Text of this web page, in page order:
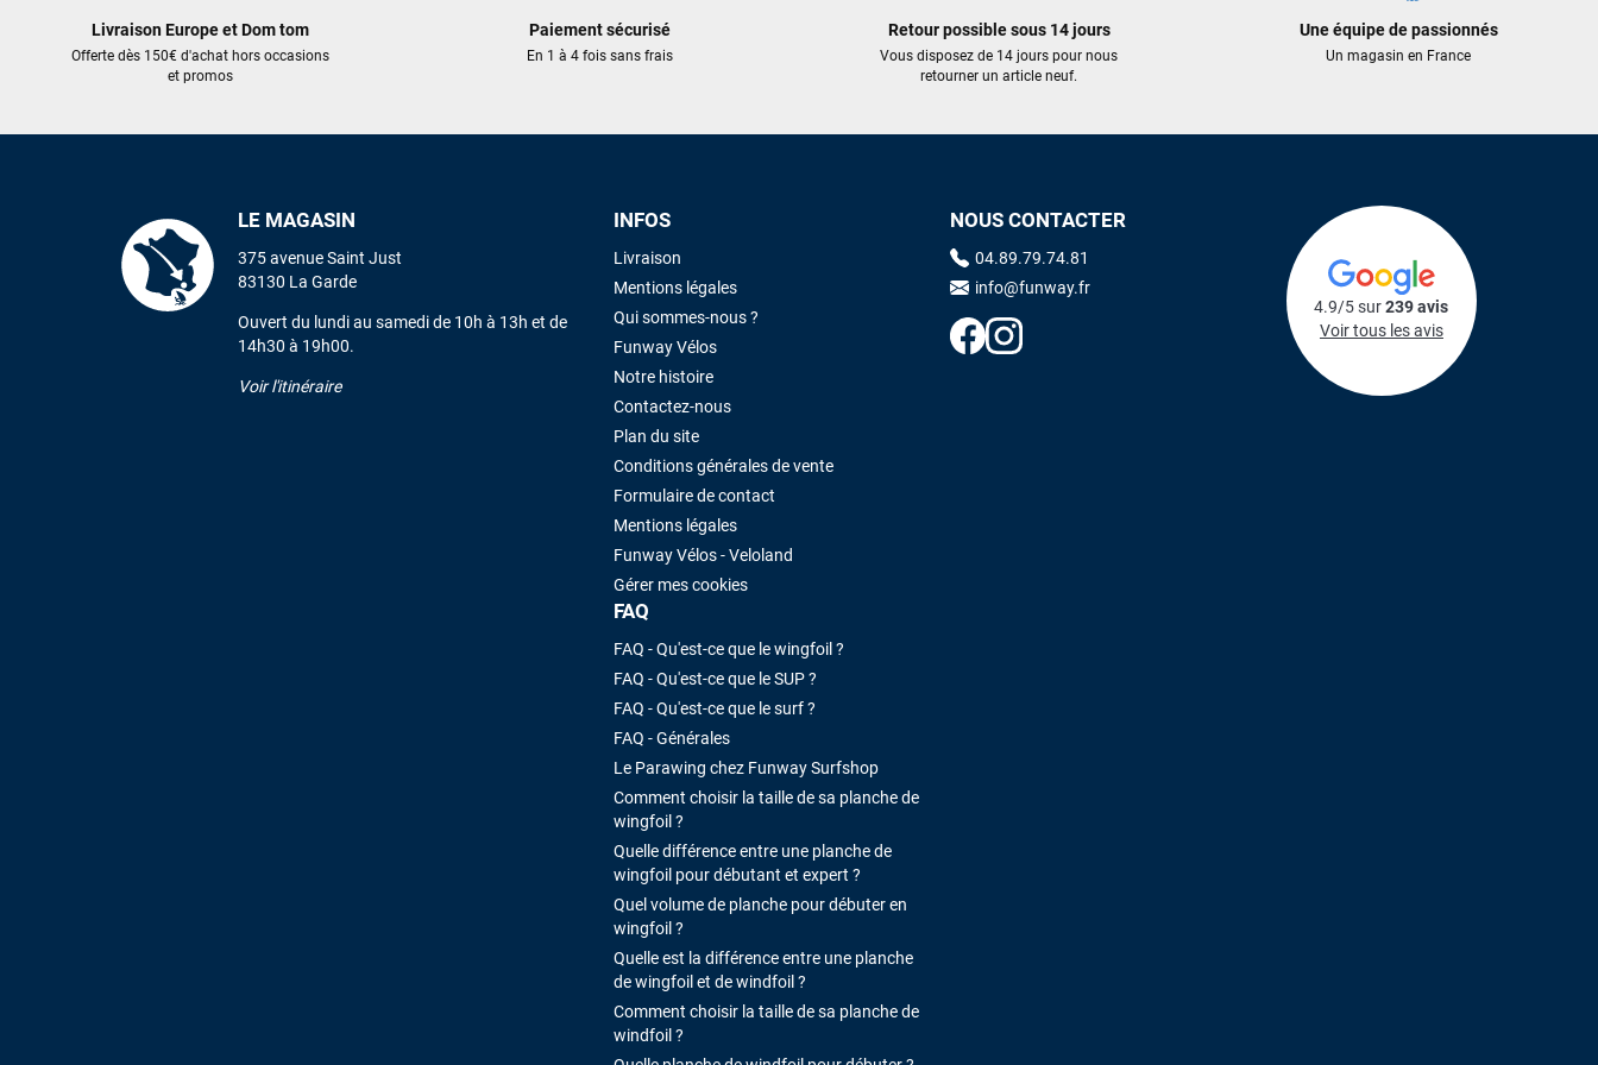
Livraison Europe et Dom tom
Offerte dès 150€ d'achat hors occasions
et promos
Paiement sécurisé
En 1 à 4 fois sans frais
Retour possible sous 14 jours
Vous disposez de 14 jours pour nous
retourner un article neuf.
Une équipe de passionnés
Un magasin en France
LE MAGASIN
375 avenue Saint Just
83130 La Garde
Ouvert du lundi au samedi de 10h à 13h et de
14h30 à 19h00.
Voir l'itinéraire
INFOS
Livraison
Mentions légales
Qui sommes-nous ?
Funway Vélos
Notre histoire
Contactez-nous
Plan du site
Conditions générales de vente
Formulaire de contact
Mentions légales
Funway Vélos - Veloland
Gérer mes cookies
FAQ
FAQ - Qu'est-ce que le wingfoil ?
FAQ - Qu'est-ce que le SUP ?
FAQ - Qu'est-ce que le surf ?
FAQ - Générales
Le Parawing chez Funway Surfshop
Comment choisir la taille de sa planche de
wingfoil ?
Quelle différence entre une planche de
wingfoil pour débutant et expert ?
Quel volume de planche pour débuter en
wingfoil ?
Quelle est la différence entre une planche
de wingfoil et de windfoil ?
Comment choisir la taille de sa planche de
windfoil ?
NOUS CONTACTER
04.89.79.74.81
info@funway.fr
4.9/5 sur239 avis
Voir tous les avis
trouvé une pépite à laquelle je n'aurais jamais pensé ! Excellent conseil
excellent prix et en plus super sympas. Merci encore pour cette severne
VOIR TOUS LES AVIS LAISSER UN AVIS